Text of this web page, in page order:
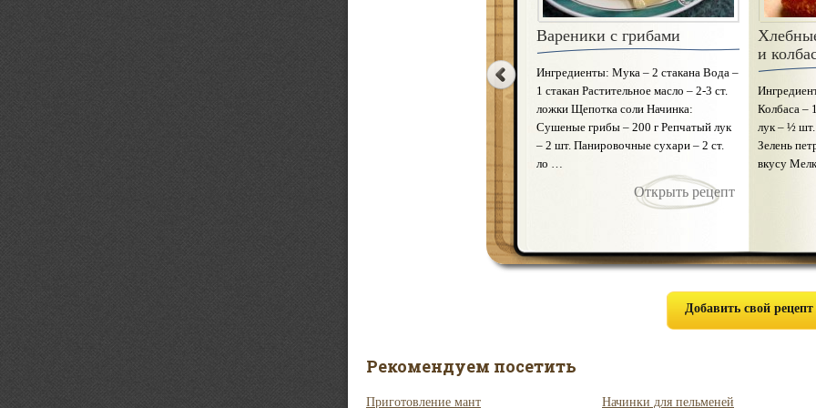
Вареники с грибами
Ингредиенты: Мука – 2 стакана Вода –
1 стакан Растительное масло – 2-3 ст.
ложки Щепотка соли Начинка:
Сушеные грибы – 200 г Репчатый лук
– 2 шт. Панировочные сухари – 2 ст.
ло …
Открыть рецепт
– 600г
Сахар –
картофель
и
Колбаса –
лук – ½
Зелень
вкусу
Добавить свой рецепт
Рекомендуем посетить
Приготовление мант Начинки для пельменей